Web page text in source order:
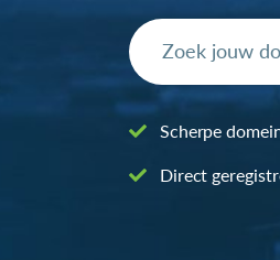
Scherpe
Direct